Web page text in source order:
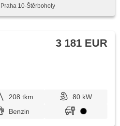
, Praha 10-Štěrboholy
3 181 EUR
208 tkm
80 kW
Benzin